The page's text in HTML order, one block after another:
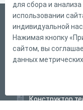
Русский
Справка
Форма
Конструктор
для сбора и
использовании
индивидуальной
Нажимая кнопку
сайтом, вы
данных